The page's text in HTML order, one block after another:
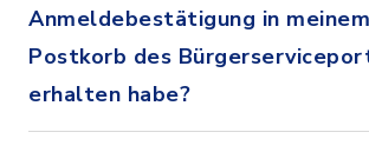
Anmeldebestätigung in meinem
Postkorb des
erhalten habe?